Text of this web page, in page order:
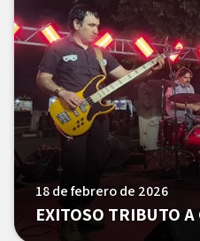
18 de febrero de 2026
EXITOSO TRIBUTO A